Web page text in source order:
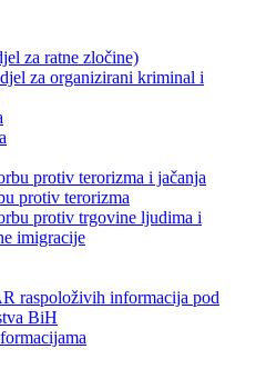
za ratne zločine)
za organizirani kriminal i
protiv terorizma i jačanja
protiv terorizma
protiv trgovine ljudima i
imigracije
raspoloživih informacija pod
BiH